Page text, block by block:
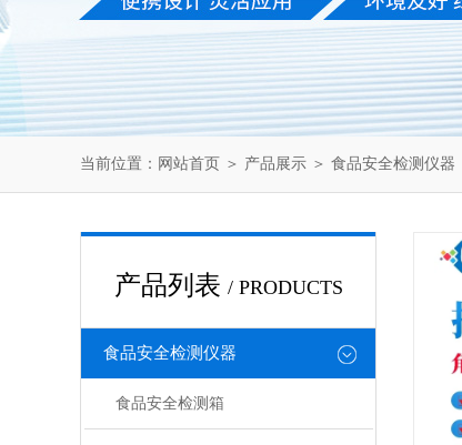
当前位置： 网站首页 ＞ 产品展示 ＞ 食品安全检测仪器
产品列表 / PRODUCTS
食品安全检测仪器
食品安全检测箱